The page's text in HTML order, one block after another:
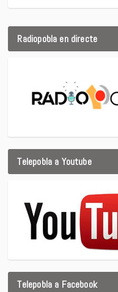
Radiopobla en directe
Telepobla a Youtube
Telepobla a Facebook